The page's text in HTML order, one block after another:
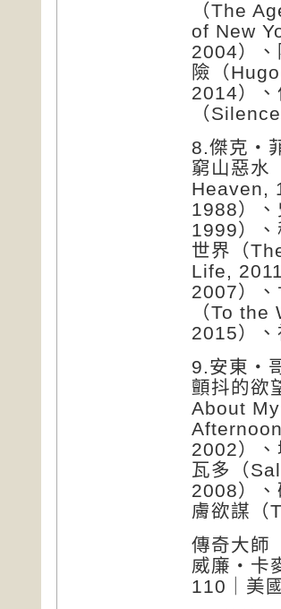
（The
of New
2004）
險（
2014）
（
8.傑克・
窮山惡水
Heaven,
1988）
1999）
世界（
Life,
2007）
（To
2015）
9.安東・
顫抖的欲
About
2002）
瓦多（
2008）
膚欲謀（
傳奇大師
威廉・卡
110｜美